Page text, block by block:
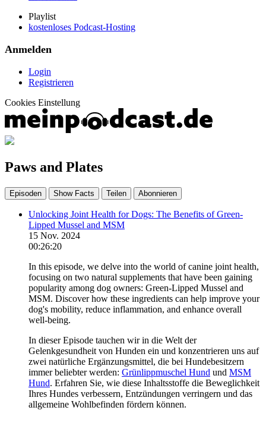
Playlist
kostenloses Podcast-Hosting
Anmelden
Login
Registrieren
Cookies Einstellung
Paws and Plates
Episoden Show Facts Teilen Abonnieren
Unlocking Joint Health for Dogs: The Benefits of Green-
Lipped Mussel and MSM
15 Nov. 2024
00:26:20
In this episode, we delve into the world of canine joint health,
focusing on two natural supplements that have been gaining
popularity among dog owners: Green-Lipped Mussel and
MSM. Discover how these ingredients can help improve your
dog's mobility, reduce inflammation, and enhance overall
well-being.
In dieser Episode tauchen wir in die Welt der
Gelenkgesundheit von Hunden ein und konzentrieren uns auf
zwei natürliche Ergänzungsmittel, die bei Hundebesitzern
immer beliebter werden: Grünlippmuschel Hund und MSM
Hund. Erfahren Sie, wie diese Inhaltsstoffe die Beweglichkeit
Ihres Hundes verbessern, Entzündungen verringern und das
allgemeine Wohlbefinden fördern können.